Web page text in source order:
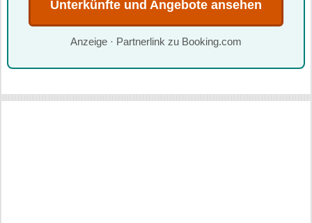
Unterkünfte und Angebote ansehen
Anzeige · Partnerlink zu Booking.com